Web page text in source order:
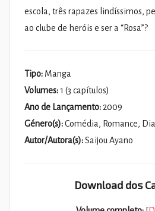
escola, três rapazes lindíssimos,
ao clube de heróis e ser a “Rosa”?
Tipo: Manga
Volumes:1 (3 capítulos)
Ano de Lançamento: 2009
Género(s):Comédia, Romance,
Autor/Autora(s):Saijou Ayano
Download dos